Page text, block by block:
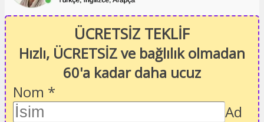
ÜCRETSİZ TEKLİF
Hızlı, ÜCRETSİZ ve bağlılık olmadan
60'a kadar daha ucuz
Nom *
Ad